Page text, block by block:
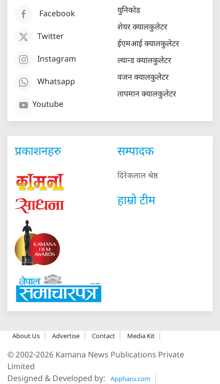
Facebook
Twitter
Instagram
Whatsapp
Youtube
युनिकोड
शेयर क्यालकुलेटर
ईएमआई क्यालकुलेटर
ल्यान्ड क्यालकुलेटर
वजन क्यालकुलेटर
तापमान क्यालकुलेटर
प्रकाशनहरु सम्पादक
दिरेकलाल श्रेष्ठ
हाम्रो टीम
About Us Advertise Contact Media Kit
© 2002-2026 Kamana News Publications Private
Limited
Designed & Developed by:
Appharu.com